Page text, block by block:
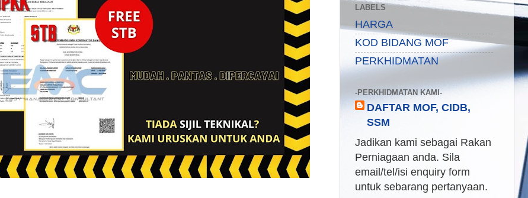
LABELS
HARGA
KOD BIDANG MOF
PERKHIDMATAN
-PERKHIDMATAN KAMI-
DAFTAR MOF, CIDB,
SSM
Jadikan kami sebagai Rakan
Perniagaan anda. Sila
email/tel/isi enquiry form
untuk sebarang pertanyaan.